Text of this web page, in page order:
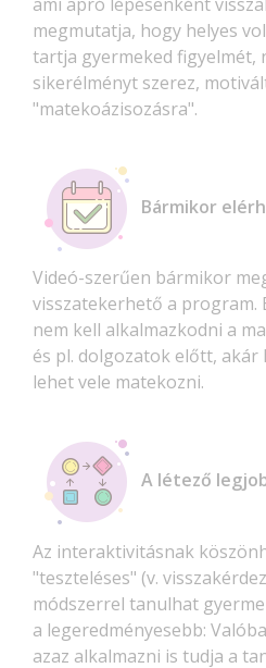
megmutatja, hogy helyes
tartja gyermeked figyelmét,
sikerélményt szerez,
"matekoázisozásra".
Bármikor
Videó-szerűen bármikor
visszatekerhető a program.
nem kell alkalmazkodni a
és pl. dolgozatok előtt, akár
lehet vele matekozni.
A létező
Az interaktivitásnak
"teszteléses" (v.
módszerrel tanulhat
a legeredményesebb:
azaz alkalmazni is tudja a